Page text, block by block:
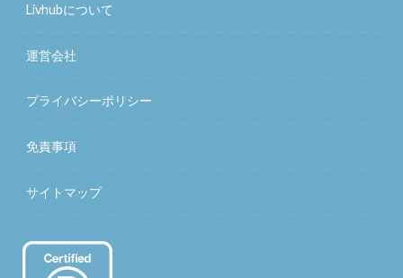
Livhubについて
運営会社
プライバシーポリシー
免責事項
サイトマップ